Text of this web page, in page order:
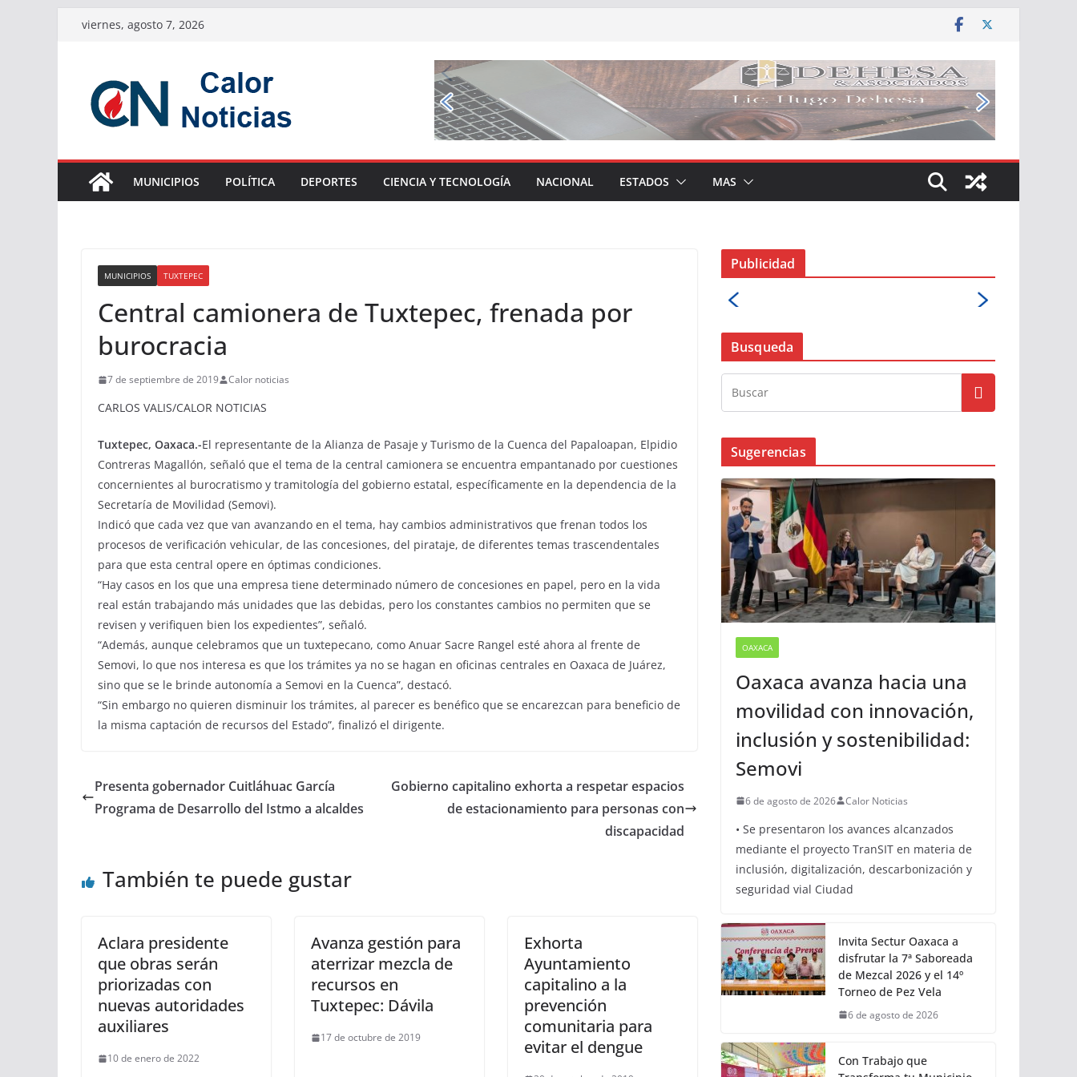
Saltarviernes, agosto 7, 2026
MUNICIPIOS POLÍTICA DEPORTES CIENCIA Y TECNOLOGÍA NACIONAL ESTADOS MAS
MUNICIPIOS TUXTEPEC
Central camionera de Tuxtepec, frenada por
burocracia
7 de septiembre de 2019 Calor noticias
CARLOS VALIS/CALOR NOTICIAS
Tuxtepec, Oaxaca.-El representante de la Alianza de Pasaje y Turismo de la Cuenca del Papaloapan, Elpidio
Contreras Magallón, señaló que el tema de la central camionera se encuentra empantanado por cuestiones
concernientes al burocratismo y tramitología del gobierno estatal, específicamente en la dependencia de la
Secretaría de Movilidad (Semovi).
Indicó que cada vez que van avanzando en el tema, hay cambios administrativos que frenan todos los
procesos de verificación vehicular, de las concesiones, del pirataje, de diferentes temas trascendentales
para que esta central opere en óptimas condiciones.
“Hay casos en los que una empresa tiene determinado número de concesiones en papel, pero en la vida
real están trabajando más unidades que las debidas, pero los constantes cambios no permiten que se
revisen y verifiquen bien los expedientes”, señaló.
“Además, aunque celebramos que un tuxtepecano, como Anuar Sacre Rangel esté ahora al frente de
Semovi, lo que nos interesa es que los trámites ya no se hagan en oficinas centrales en Oaxaca de Juárez,
sino que se le brinde autonomía a Semovi en la Cuenca”, destacó.
“Sin embargo no quieren disminuir los trámites, al parecer es benéfico que se encarezcan para beneficio de
la misma captación de recursos del Estado”, finalizó el dirigente.
Presenta gobernador Cuitláhuac García
Programa de Desarrollo del Istmo a alcaldes
Gobierno capitalino exhorta a respetar espacios
de estacionamiento para personas con
discapacidad
También te puede gustar
Aclara presidente
que obras serán
priorizadas con
nuevas autoridades
auxiliares
10 de enero de 2022
Avanza gestión para
aterrizar mezcla de
recursos en
Tuxtepec: Dávila
17 de octubre de 2019
Exhorta
Ayuntamiento
capitalino a la
prevención
comunitaria para
evitar el dengue
Publicidad
Busqueda
Sugerencias
OAXACA
Oaxaca avanza hacia una
movilidad con innovación,
inclusión y sostenibilidad:
Semovi
6 de agosto de 2026 Calor Noticias
• Se presentaron los avances alcanzados
mediante el proyecto TranSIT en materia de
inclusión, digitalización, descarbonización y
seguridad vial Ciudad
Invita Sectur Oaxaca a
disfrutar la 7ª Saboreada
de Mezcal 2026 y el 14º
Torneo de Pez Vela
6 de agosto de 2026
Con Trabajo que